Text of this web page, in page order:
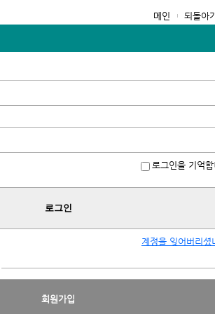
메인 되돌아
로그인을 기억합
로그인
계정을 잊어버리셨
회원가입